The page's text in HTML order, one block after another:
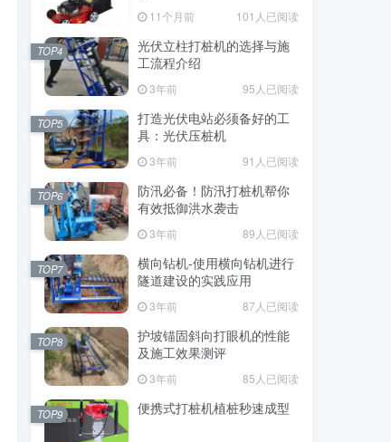
11个月前 101人已阅读
光伏立柱打桩机的选择与施
工流程介绍
3年前 95人已阅读
TOP4
打造光伏电站必须备好的工
具：光伏压桩机
3年前 91人已阅读
TOP5
防汛必备！防汛打桩机帮你
有效抵御洪水袭击
3年前 89人已阅读
TOP6
横向钻机-使用横向钻机进行
隧道建设的实践应用
3年前 87人已阅读
TOP7
护坡锚固斜向打眼机的性能
及施工效果测评
3年前 85人已阅读
TOP8
便携式打桩机植桩秒速成型
TOP9